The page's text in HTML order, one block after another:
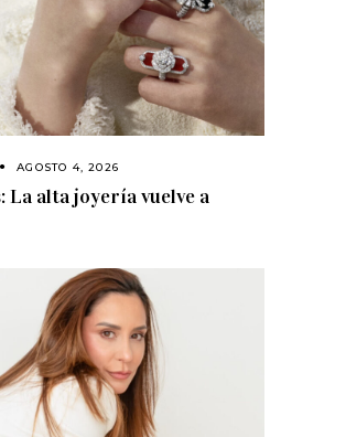
AGOSTO 4, 2026
La alta joyería vuelve a